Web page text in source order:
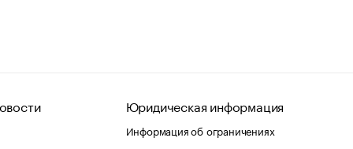
Юридическая информация
Информация об ограничениях